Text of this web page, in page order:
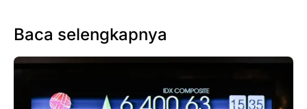
Baca selengkapnya